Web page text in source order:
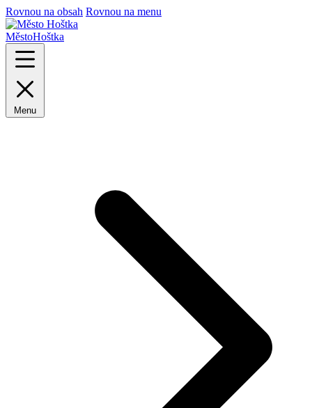
Rovnou na obsah Rovnou na menu
MěstoHoštka
Menu